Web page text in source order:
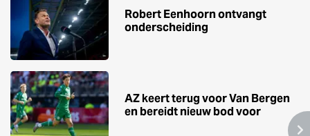
Robert Eenhoorn ontvangt
onderscheiding
AZ keert terug voor Van Bergen
en bereidt nieuw bod voor